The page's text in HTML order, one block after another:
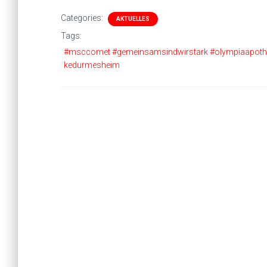
Categories: AKTUELLES
Tags:
#msccomet #gemeinsamsindwirstark
kedurmesheim